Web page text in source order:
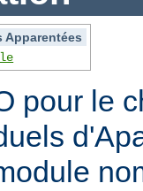
Apparentées
pour le